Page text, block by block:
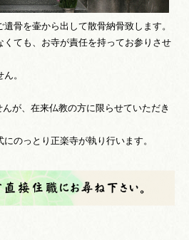
骨を壷から出して散骨納骨致します。
くても、お寺が責任を持ってお参りさせ
。
が、在来仏教の方に限らせていただき
のっとり正楽寺が執り行います。